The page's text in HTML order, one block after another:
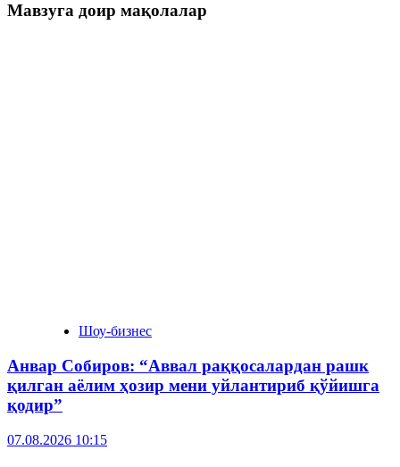
Мавзуга доир мақолалар
Шоу-бизнес
Анвар Собиров: “Аввал раққосалардан рашк
қилган аёлим ҳозир мени уйлантириб қўйишга
қодир”
07.08.2026 10:15